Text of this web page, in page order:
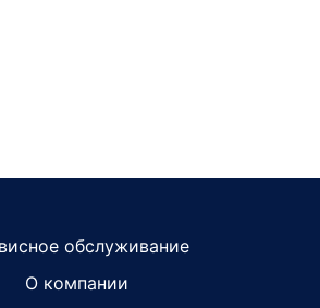
обслуживание
О компании